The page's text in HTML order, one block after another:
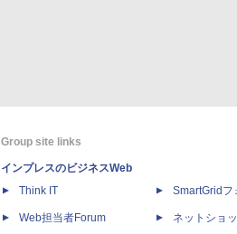
Group site links
インプレスのビジネスWeb
Think IT
Web担当者Forum
SmartGridフ
ネットショ